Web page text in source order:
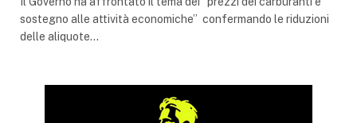
sostegno alle attività economiche” confermando le riduzioni
delle aliquote…